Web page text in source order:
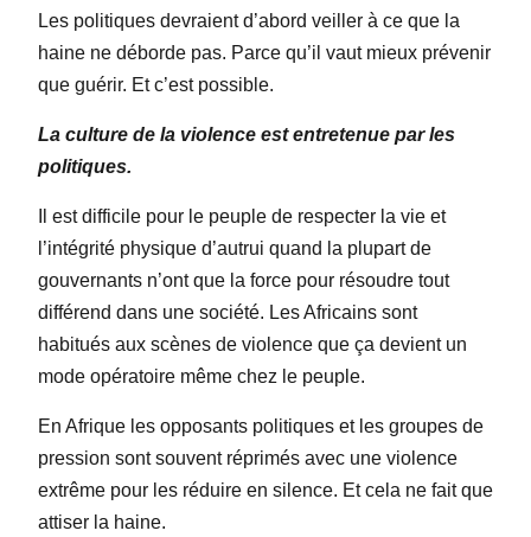
Les politiques devraient d’abord veiller à ce que la
haine ne déborde pas. Parce qu’il vaut mieux prévenir
que guérir. Et c’est possible.
La culture de la violence est entretenue par les
politiques.
Il est difficile pour le peuple de respecter la vie et
l’intégrité physique d’autrui quand la plupart de
gouvernants n’ont que la force pour résoudre tout
différend dans une société. Les Africains sont
habitués aux scènes de violence que ça devient un
mode opératoire même chez le peuple.
En Afrique les opposants politiques et les groupes de
pression sont souvent réprimés avec une violence
extrême pour les réduire en silence. Et cela ne fait que
attiser la haine.